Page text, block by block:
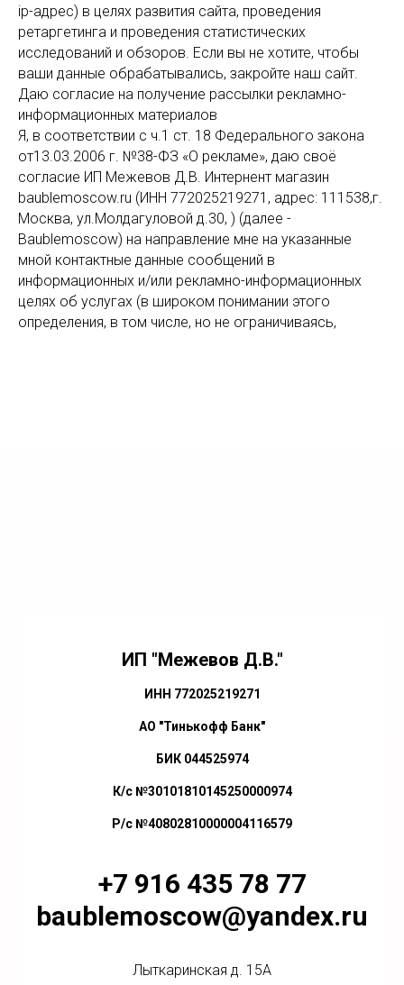
ip-адрес) в целях развития сайта, проведения
ретаргетинга и проведения статистических
исследований и обзоров. Если вы не хотите, чтобы
ваши данные обрабатывались, закройте наш сайт.
Даю согласие на получение рассылки рекламно-
информационных материалов
Я, в соответствии с ч.1 ст. 18 Федерального закона
от13.03.2006 г. №38-ФЗ «О рекламе», даю своё
согласие ИП Межевов Д.В. Интернент магазин
baublemoscow.ru (ИНН 772025219271, адрес: 111538,г.
Москва, ул.Молдагуловой д.30, ) (далее -
Baublemoscow) на направление мне на указанные
мной контактные данные сообщений в
информационных и/или рекламно-информационных
целях об услугах (в широком понимании этого
определения, в том числе, но не ограничиваясь,
ИП "Межевов Д.В."
ИНН 772025219271
АО "Тинькофф Банк"
БИК 044525974
К/с №30101810145250000974
Р/с №40802810000004116579
+7 916 435 78 77
baublemoscow@yandex.ru
Лыткаринская д. 15А